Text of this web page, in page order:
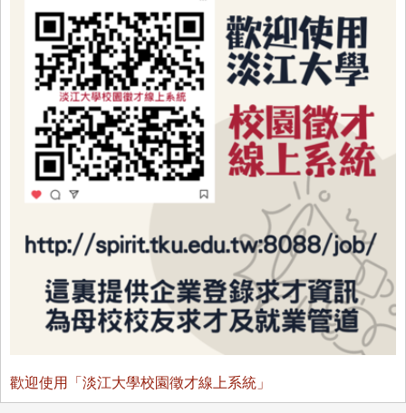
歡迎使用「淡江大學校園徵才線上系統」